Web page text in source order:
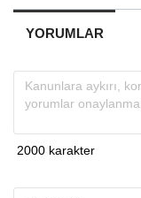
YORUMLAR